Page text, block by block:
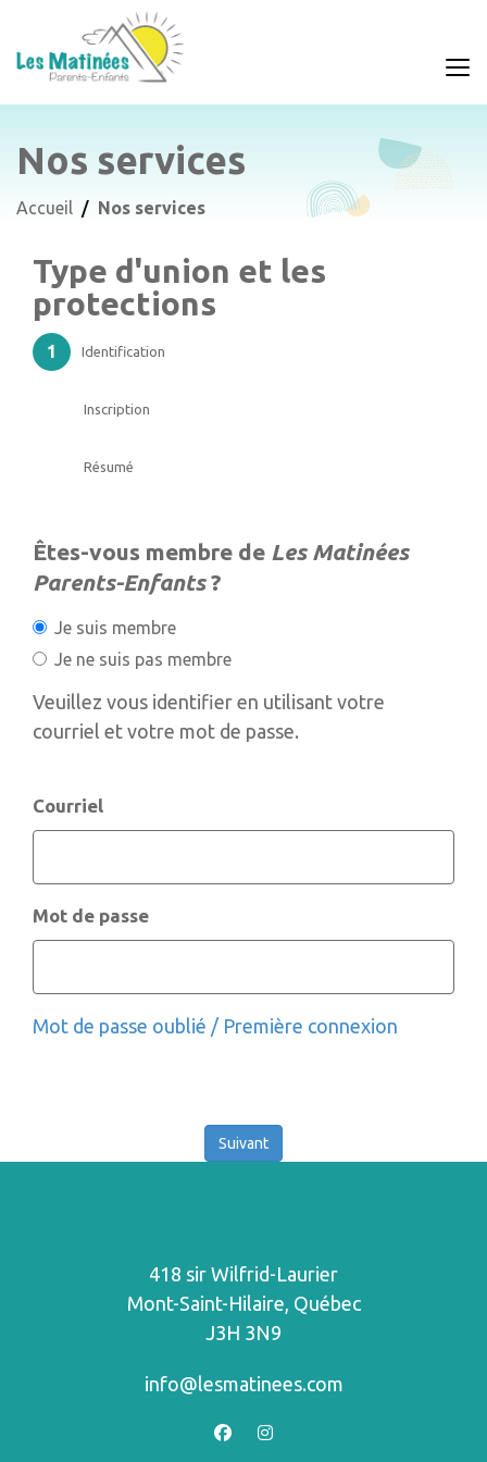
Nos services
Accueil Nos services
Type d'union et les
protections
Identification
Inscription
Résumé
Êtes-vous membre de Les Matinées
Parents-Enfants?
Je suis membre
Je ne suis pas membre
Veuillez vous identifier en utilisant votre
courriel et votre mot de passe.
Courriel
Mot de passe
Mot de passe oublié / Première connexion
418 sir Wilfrid-Laurier
Mont-Saint-Hilaire, Québec
J3H 3N9
info@lesmatinees.com
facebookinstagram